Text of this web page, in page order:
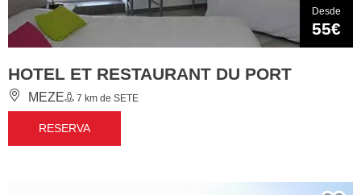
Desde
55€
HOTEL ET RESTAURANT DU PORT
MEZE 7 km de SETE
RESERVA